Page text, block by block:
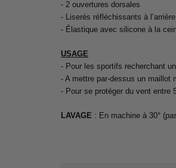
- 2 ouvertures dorsales
- Liserés réfléchissants à l’arrière
- Élastique avec silicone à la
USAGE
- Pour les sportifs recherchant
- A mettre par-dessus un maillot
- Pour se protéger du vent entre
LAVAGE : En machine à 30°